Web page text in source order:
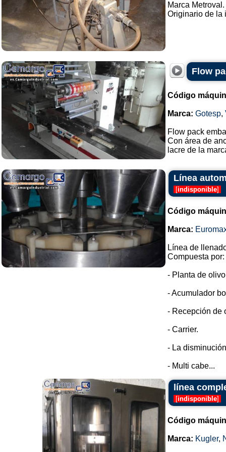
Marca Metroval.
Originario de la
Flow
Código
Marca: Gotesp,
Flow pack
Con área de
lacre de la
Línea
[indisponible]
Código
Marca:
Línea de
Compuesta por:
- Planta de
- Acumulador
- Recepción de
- Carrier.
- La
- Multi cabe...
línea
[indisponible]
Código
Marca: Kugler,